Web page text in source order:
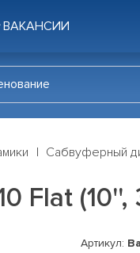
ВАКАНСИИ
Сабвуферный
Flat
Артикул: